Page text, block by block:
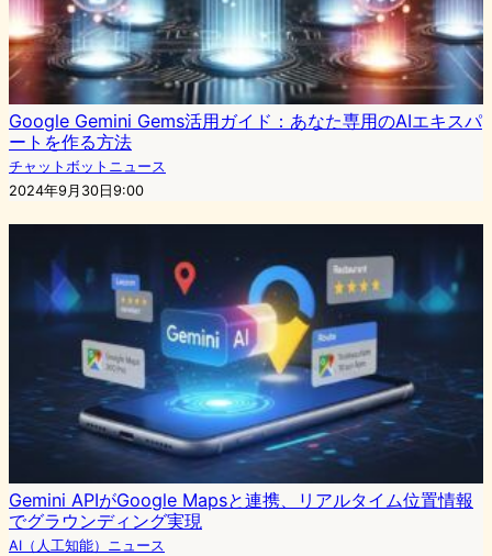
Google Gemini Gems活用ガイド：あなた専用のAIエキスパ
ートを作る方法
チャットボットニュース
2024年9月30日9:00
Gemini APIがGoogle Mapsと連携、リアルタイム位置情報
でグラウンディング実現
AI（人工知能）ニュース